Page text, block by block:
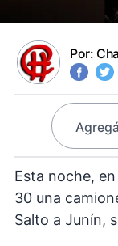
Por:
Esta noche,
30 una
Salto a Junín,